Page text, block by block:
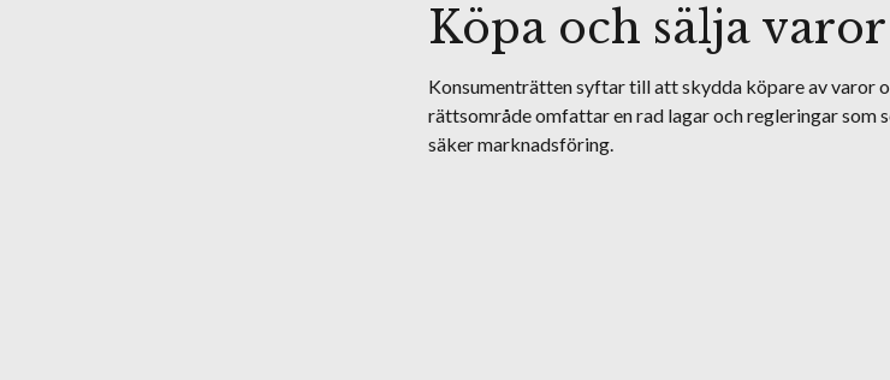
Köpa och sälja varor
Konsumenträtten syftar till att skydda köpare av varor
rättsområde omfattar en rad lagar och regleringar
säker marknadsföring.